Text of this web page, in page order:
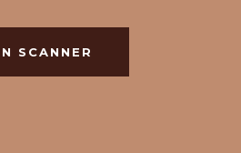
SCANNER